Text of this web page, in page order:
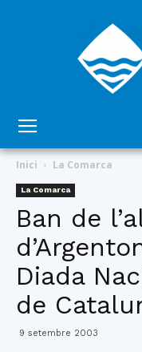
Inici La Comarca
La Comarca
Ban de
Diada
de
9 setembre 2003